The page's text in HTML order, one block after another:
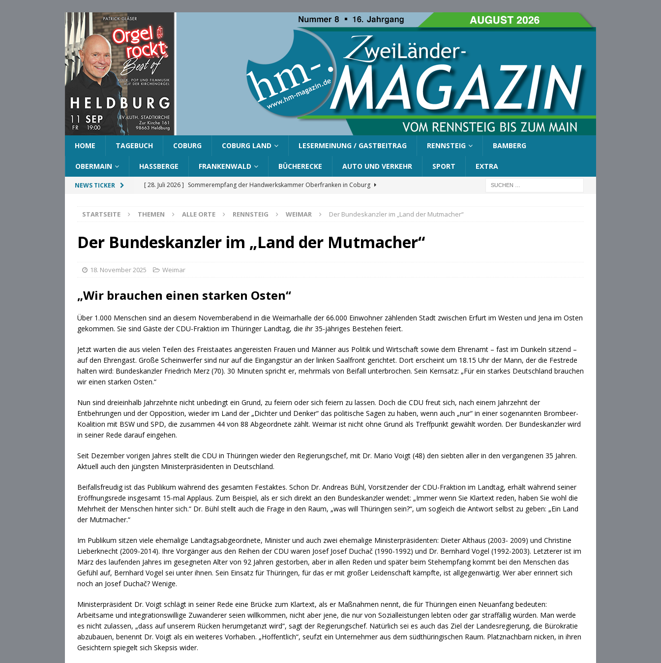
HOME TAGEBUCH COBURG COBURG LAND LESERMEINUNG / GASTBEITRAG RENNSTEIG BAMBERG
OBERMAIN HASSBERGE FRANKENWALD BÜCHERECKE AUTO UND VERKEHR SPORT EXTRA
NEWS TICKER [ 28. Juli 2026 ] Sommerempfang der Handwerkskammer Oberfranken in Coburg
[ 28. Juli 2026 ] Ehrenring der Gemeinde Ahorn für Silvia Finzel
AHORN
[ 28. Juli 2026 ]
Die Csárdásfürstin auf der Waldbühne Heldritt
BAD RODACH
OB Dominik W. Heike, Neustadt, seit 100 Tagen im Amt
[ 28. Juli 2026 ]
STARTSEITE THEMEN ALLE ORTE RENNSTEIG WEIMAR Der Bundeskanzler im „Land der Mutmacher“
Der Bundeskanzler im „Land der Mutmacher“
18. November 2025 Weimar
„Wir brauchen einen starken Osten“
Über 1.000 Menschen sind an diesem Novemberabend in die Weimarhalle der 66.000 Einwohner zählenden Stadt zwischen Erfurt im Westen und Jena im Osten
gekommen. Sie sind Gäste der CDU-Fraktion im Thüringer Landtag, die ihr 35-jähriges Bestehen feiert.
Jetzt warten die aus vielen Teilen des Freistaates angereisten Frauen und Männer aus Politik und Wirtschaft sowie dem Ehrenamt – fast im Dunkeln sitzend –
auf den Ehrengast. Große Scheinwerfer sind nur auf die Eingangstür an der linken Saalfront gerichtet. Dort erscheint um 18.15 Uhr der Mann, der die Festrede
halten wird: Bundeskanzler Friedrich Merz (70). 30 Minuten spricht er, mehrmals von Beifall unterbrochen. Sein Kernsatz: „Für ein starkes Deutschland brauchen
wir einen starken Osten.“
Nun sind dreieinhalb Jahrzehnte nicht unbedingt ein Grund, zu feiern oder sich feiern zu lassen. Doch die CDU freut sich, nach einem Jahrzehnt der
Entbehrungen und der Opposition, wieder im Land der „Dichter und Denker“ das politische Sagen zu haben, wenn auch „nur“ in einer sogenannten Brombeer-
Koalition mit BSW und SPD, die zusammen 44 von 88 Abgeordnete zählt. Weimar ist nicht ohne Grund als Treffpunkt gewählt worden. Der Bundeskanzler wird
in seiner Rede darauf eingehen.
Seit Dezember vorigen Jahres stellt die CDU in Thüringen wieder den Regierungschef, mit Dr. Mario Voigt (48) den siebten aller in den vergangenen 35 Jahren.
Aktuell auch den jüngsten Ministerpräsidenten in Deutschland.
Beifallsfreudig ist das Publikum während des gesamten Festaktes. Schon Dr. Andreas Bühl, Vorsitzender der CDU-Fraktion im Landtag, erhält während seiner
Eröffnungsrede insgesamt 15-mal Applaus. Zum Beispiel, als er sich direkt an den Bundeskanzler wendet: „Immer wenn Sie Klartext reden, haben Sie wohl die
Mehrheit der Menschen hinter sich.“ Dr. Bühl stellt auch die Frage in den Raum, „was will Thüringen sein?“, um sogleich die Antwort selbst zu geben: „Ein Land
der Mutmacher.“
Im Publikum sitzen viele ehemalige Landtagsabgeordnete, Minister und auch zwei ehemalige Ministerpräsidenten: Dieter Althaus (2003- 2009) und Christine
Lieberknecht (2009-2014). Ihre Vorgänger aus den Reihen der CDU waren Josef Josef Duchač (1990-1992) und Dr. Bernhard Vogel (1992-2003). Letzterer ist im
März des laufenden Jahres im gesegneten Alter von 92 Jahren gestorben, aber in allen Reden und später beim Stehempfang kommt bei den Menschen das
Gefühl auf, Bernhard Vogel sei unter ihnen. Sein Einsatz für Thüringen, für das er mit großer Leidenschaft kämpfte, ist allgegenwärtig. Wer aber erinnert sich
noch an Josef Duchač? Wenige.
Ministerpräsident Dr. Voigt schlägt in seiner Rede eine Brücke zum Klartext, als er Maßnahmen nennt, die für Thüringen einen Neuanfang bedeuten:
Arbeitsame und integrationswillige Zuwanderer seien willkommen, nicht aber jene, die nur von Sozialleistungen lebten oder gar straffällig würden. Man werde
es nicht zulassen, „dass auf unserem Rücken herumgetanzt wird“, sagt der Regierungschef. Natürlich sei es auch das Ziel der Landesregierung, die Bürokratie
abzubauen, benennt Dr. Voigt als ein weiteres Vorhaben. „Hoffentlich“, seufzt ein Unternehmer aus dem südthüringischen Raum. Platznachbarn nicken, in ihren
Gesichtern spiegelt sich Skepsis wider.